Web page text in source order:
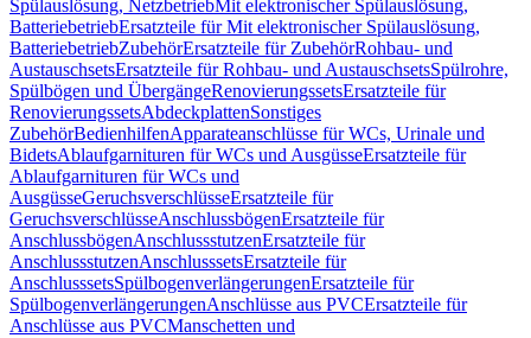
Spülauslösung, NetzbetriebMit elektronischer Spülauslösung,
BatteriebetriebErsatzteile für Mit elektronischer Spülauslösung,
BatteriebetriebZubehörErsatzteile für ZubehörRohbau- und
AustauschsetsErsatzteile für Rohbau- und AustauschsetsSpülrohre,
Spülbögen und ÜbergängeRenovierungssetsErsatzteile für
RenovierungssetsAbdeckplattenSonstiges
ZubehörBedienhilfenApparateanschlüsse für WCs, Urinale und
BidetsAblaufgarnituren für WCs und AusgüsseErsatzteile für
Ablaufgarnituren für WCs und
AusgüsseGeruchsverschlüsseErsatzteile für
GeruchsverschlüsseAnschlussbögenErsatzteile für
AnschlussbögenAnschlussstutzenErsatzteile für
AnschlussstutzenAnschlusssetsErsatzteile für
AnschlusssetsSpülbogenverlängerungenErsatzteile für
SpülbogenverlängerungenAnschlüsse aus PVCErsatzteile für
Anschlüsse aus PVCManschetten und